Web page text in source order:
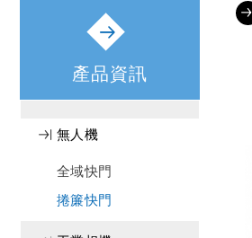
產品資訊
無人機
全域快門
捲簾快門